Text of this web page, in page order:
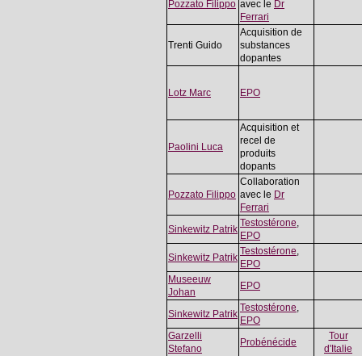
Pozzato Filippo avec le Dr
Ferrari
Trenti Guido
Acquisition de
substances
dopantes
Lotz Marc EPO
Paolini Luca
Acquisition et
recel de
produits
dopants
Pozzato Filippo
Collaboration
avec le Dr
Ferrari
Sinkewitz Patrik
Testostérone
EPO
Sinkewitz Patrik
Testostérone
EPO
Museeuw
Johan
EPO
Sinkewitz Patrik
Testostérone
EPO
Garzelli
Stefano
Probénécide
Tour
d'Italie